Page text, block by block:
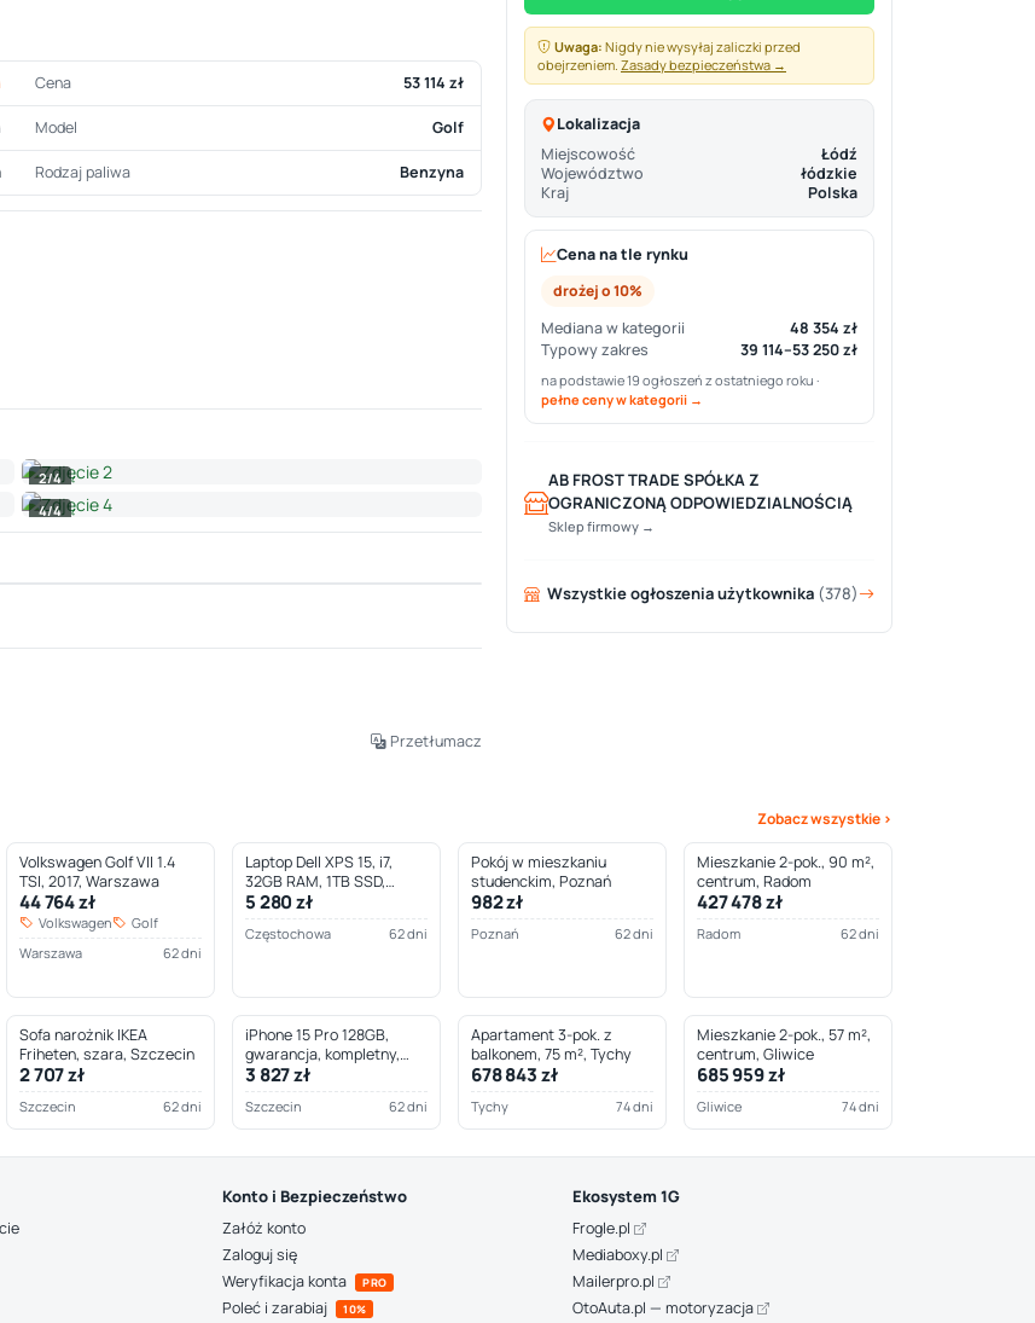
Cena 53 114 zł
Model Golf
Rodzaj paliwa Benzyna
2/4
4/4
Przetłumacz
Uwaga: Nigdy nie wysyłaj zaliczki przed
obejrzeniem. Zasady bezpieczeństwa →
Lokalizacja
Miejscowość
Łódź
Województwo
łódzkie
Kraj
Polska
Cena na tle rynku
drożej o 10%
Mediana w kategorii
48 354 zł
Typowy zakres
39 114–53 250 zł
na podstawie 19 ogłoszeń z ostatniego roku ·
pełne ceny w kategorii →
AB FROST TRADE SPÓŁKA Z
OGRANICZONĄ ODPOWIEDZIALNOŚCIĄ
Sklep firmowy →
Wszystkie ogłoszenia użytkownika (378)
Zobacz wszystkie ›
Volkswagen Golf VII 1.4
TSI, 2017, Warszawa
44 764 zł
Volkswagen
Golf
Warszawa
62 dni
Laptop Dell XPS 15, i7,
32GB RAM, 1TB SSD,
Częstochowa
5 280 zł
Częstochowa 62 dni
Pokój w mieszkaniu
studenckim, Poznań
982 zł
Poznań 62 dni
Mieszkanie 2-pok., 90 m²,
centrum, Radom
427 478 zł
Radom 62 dni
Sofa narożnik IKEA
Friheten, szara, Szczecin
2 707 zł
Szczecin 62 dni
iPhone 15 Pro 128GB,
gwarancja, kompletny,
Szczecin
3 827 zł
Szczecin 62 dni
Apartament 3-pok. z
balkonem, 75 m², Tychy
678 843 zł
Tychy 74 dni
Mieszkanie 2-pok., 57 m²,
centrum, Gliwice
685 959 zł
Gliwice 74 dni
Konto i Bezpieczeństwo
Załóż konto
Zaloguj się
Weryfikacja konta
PRO
Poleć i zarabiaj 10%
Ekosystem 1G
Frogle.pl
Mediaboxy.pl
Mailerpro.pl
OtoAuta.pl — motoryzacja